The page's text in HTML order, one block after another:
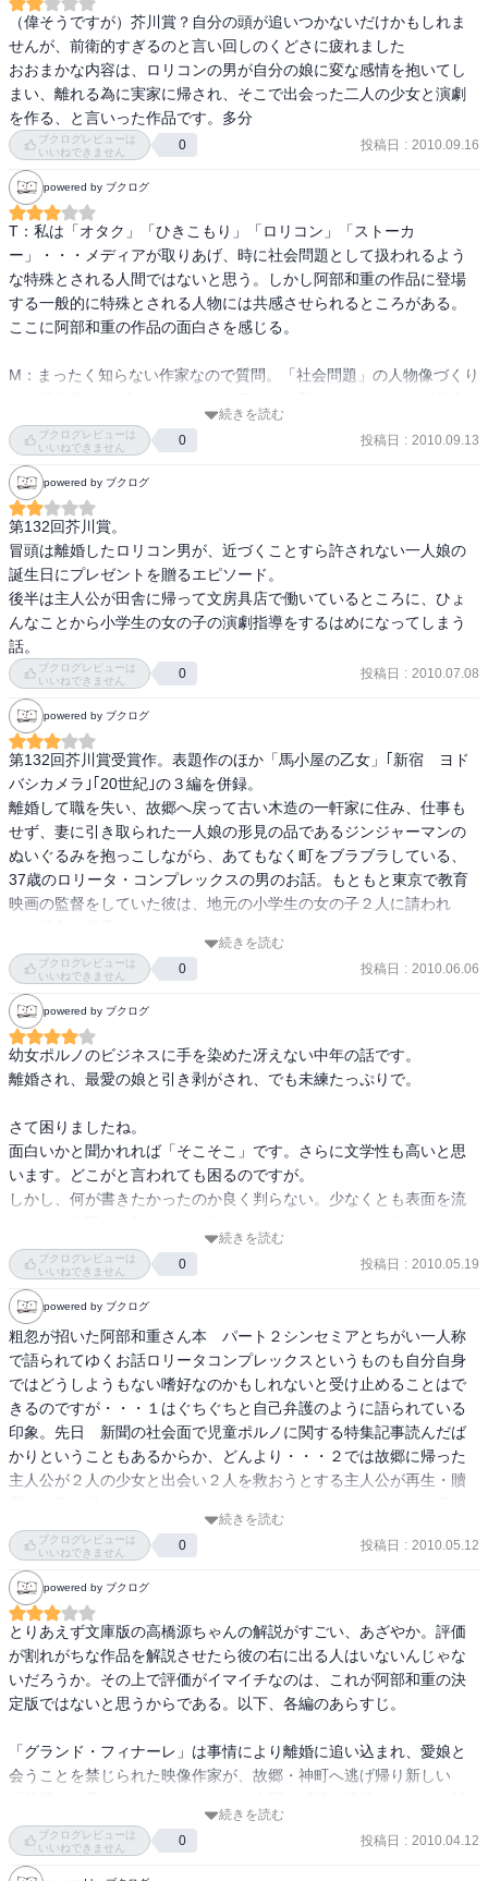
いろいろなことを予感させる文章が散りばめられているのに
特筆すべきことは起きないという不完全燃焼感。
（偉そうですが）芥川賞？自分の頭が追いつかないだけかもしれま
せんが、前衛的すぎるのと言い回しのくどさに疲れました
おおまかな内容は、ロリコンの男が自分の娘に変な感情を抱いてし
まい、離れる為に実家に帰され、そこで出会った二人の少女と演劇
を作る、と言いった作品です。多分
ブクログレビューは
いいねできません
0 投稿日 : 2010.09.16
powered by ブクログ
T：私は「オタク」「ひきこもり」「ロリコン」「ストーカ
ー」・・・メディアが取りあげ、時に社会問題として扱われるよう
な特殊とされる人間ではないと思う。しかし阿部和重の作品に登場
する一般的に特殊とされる人物には共感させられるところがある。
ここに阿部和重の作品の面白さを感じる。
M：まったく知らない作家なので質問。「社会問題」の人物像づくり
の中に外部を作るからくりが隠されていると私は思うのだが、そこ
らへんは言及されているのだろうか。
続きを読む
ブクログレビューは
いいねできません
0 投稿日 : 2010.09.13
powered by ブクログ
第132回芥川賞。
冒頭は離婚したロリコン男が、近づくことすら許されない一人娘の
誕生日にプレゼントを贈るエピソード。
後半は主人公が田舎に帰って文房具店で働いているところに、ひょ
んなことから小学生の女の子の演劇指導をするはめになってしまう
話。
ブクログレビューは
いいねできません
0 投稿日 : 2010.07.08
powered by ブクログ
第132回芥川賞受賞作。表題作のほか「馬小屋の乙女」｢新宿　ヨド
バシカメラ｣｢20世紀｣の３編を併録。
離婚して職を失い、故郷へ戻って古い木造の一軒家に住み、仕事も
せず、妻に引き取られた一人娘の形見の品であるジンジャーマンの
ぬいぐるみを抱っこしながら、あてもなく町をブラブラしている、
37歳のロリータ・コンプレックスの男のお話。もともと東京で教育
映画の監督をしていた彼は、地元の小学生の女の子２人に請われ
この本に収められた小説は、どれも一読しただけでは理解不能なも
のばかり。けれど、ちょっと硬めの文体と、内容のアンバランスさ
が面白く、なぜかしら一気読みさせられてしまいます。
続きを読む
ブクログレビューは
いいねできません
0 投稿日 : 2010.06.06
powered by ブクログ
幼女ポルノのビジネスに手を染めた冴えない中年の話です。
離婚され、最愛の娘と引き剥がされ、でも未練たっぷりで。
さて困りましたね。
面白いかと聞かれれば「そこそこ」です。さらに文学性も高いと思
います。どこがと言われても困るのですが。
しかし、何が書きたかったのか良く判らない。少なくとも表面を流
クグラウンドが存在しているように思えます。しかしぞれが何か判
りません。
どう評価すべきなのか悩んでしまう、そんな作品でした。
続きを読む
ブクログレビューは
いいねできません
0 投稿日 : 2010.05.19
powered by ブクログ
粗忽が招いた阿部和重さん本　パート２シンセミアとちがい一人称
で語られてゆくお話ロリータコンプレックスというものも自分自身
ではどうしようもない嗜好なのかもしれないと受け止めることはで
きるのですが・・・１はぐちぐちと自己弁護のように語られている
印象。先日　新聞の社会面で児童ポルノに関する特集記事読んだば
かりということもあるからか、どんより・・・２では故郷に帰った
主人公が２人の少女と出会い２人を救おうとする主人公が再生・贖
下りてしまったような・・・離れてもクリスマスプレゼントの小鳥
を愛でながら暮らす少女を想像してみようとおもう。他“馬小屋の乙
女”“新宿ヨドバシカメラ”“２０世紀”という短編もありました。馬小屋
の乙女というタイトルで連想するのは聖母マリアなのです
が・・・・・・他の作品も鶏頭には理解不能　まだまだ勉強が足り
ないようです。阿部和重さんの御本鶏頭には荷が重い。読むのが辛
い・・・。　　　　　　　　ピストルズ・・・しばらく積読。
続きを読む
ブクログレビューは
いいねできません
0 投稿日 : 2010.05.12
powered by ブクログ
とりあえず文庫版の高橋源ちゃんの解説がすごい、あざやか。評価
が割れがちな作品を解説させたら彼の右に出る人はいないんじゃな
いだろうか。その上で評価がイマイチなのは、これが阿部和重の決
定版ではないと思うからである。以下、各編のあらすじ。
「グランド・フィナーレ」は事情により離婚に追い込まれ、愛娘と
会うことを禁じられた映像作家が、故郷・神町へ逃げ帰り新しい
して、主人公はいちじるしく欲望や感情を欠いているように見える
（けど、やってることは異常そのものだ）から、彼の見た希望が本
当に希望なのか、答えは宙吊りにされる。
続きを読む
ブクログレビューは
いいねできません
0 投稿日 : 2010.04.12